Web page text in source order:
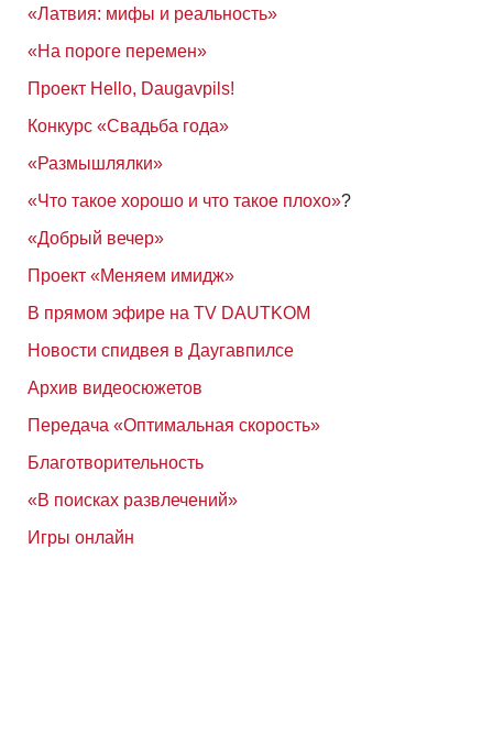
«Латвия: мифы и реальность»
«На пороге перемен»
Проект Hello, Daugavpils!
Конкурс «Свадьба года»
«Размышлялки»
«Что такое хорошо и что такое плохо»?
«Добрый вечер»
Проект «Меняем имидж»
В прямом эфире на TV DAUTKOM
Новости спидвея в Даугавпилсе
Архив видеосюжетов
Передача «Оптимальная скорость»
Благотворительность
«В поисках развлечений»
Игры онлайн